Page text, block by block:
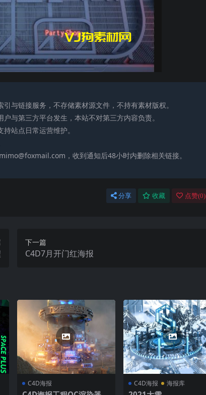
与链接服务，不存储素材源文件，不持有素材版权。
与第三方平台发生，本站不对第三方内容负责。
站点日常运营维护。
，收到通知后48小时内删除相关链接。
分享 收藏 点赞(0)
下一篇
C4D7月开门红海报
C4D海报 C4D海报 海报库